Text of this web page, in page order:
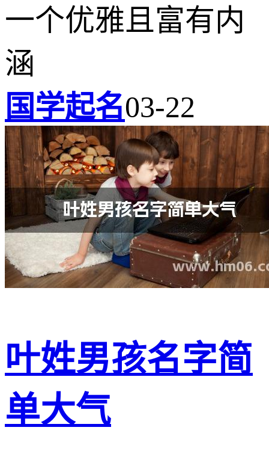
一个优雅且富有内
涵
国学起名03-22
叶姓男孩名字简
单大气